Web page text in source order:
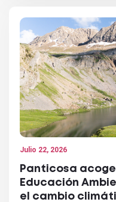
Julio 22, 2026
Panticosa
Educación
el cambio